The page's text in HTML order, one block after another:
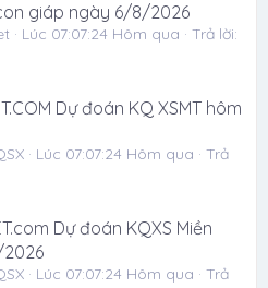
giáp ngày 6/8/2026
Lúc 07:07:24 Hôm qua
Trả lời:
Dự đoán KQ XSMT hôm
Lúc 07:07:24 Hôm qua
Trả
Dự đoán KQXS Miền
Lúc 07:07:24 Hôm qua
Trả